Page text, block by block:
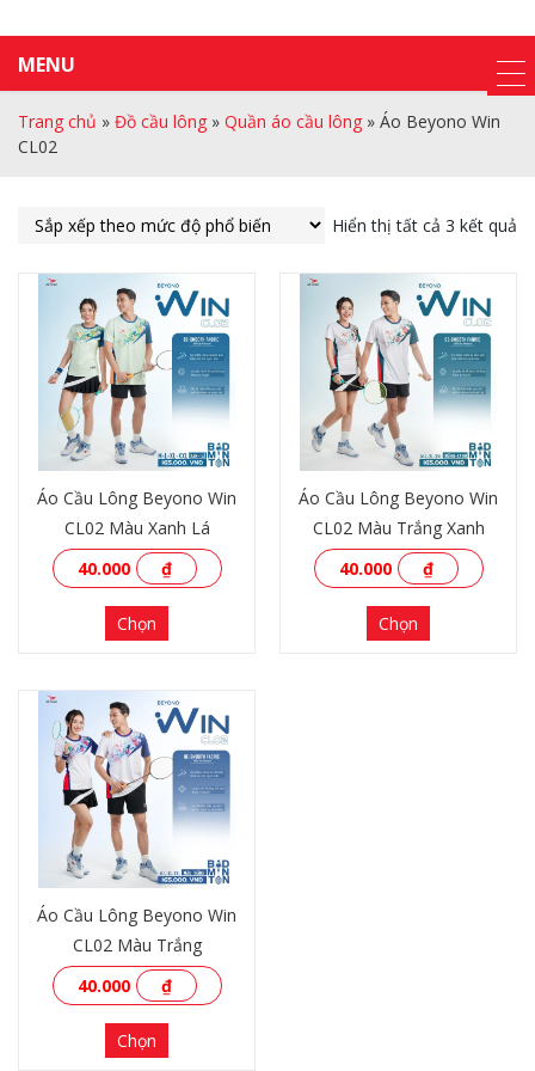
MENU
Trang chủ » Đồ cầu lông » Quần áo cầu lông » Áo Beyono Win
CL02
Hiển thị tất cả 3 kết quả
XEM THÊM
Áo Cầu Lông Beyono Win
CL02 Màu Xanh Lá
40.000
₫
Chọn
Áo Cầu Lông Beyono Win
CL02 Màu Trắng Xanh
40.000
₫
Chọn
Áo Cầu Lông Beyono Win
CL02 Màu Trắng
40.000
₫
Chọn